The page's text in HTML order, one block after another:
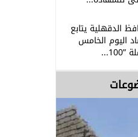
الدقهلية يتابع
اليوم الخامس